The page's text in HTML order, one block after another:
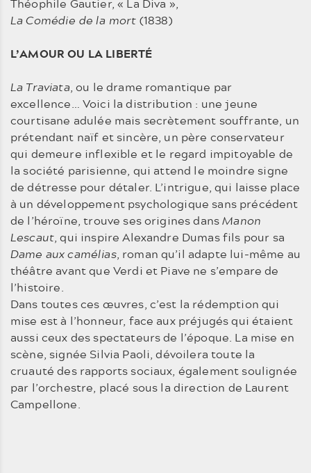
La Comédie de la mort (1838)
L’AMOUR OU LA LIBERTÉ
La Traviata, ou le drame romantique par
excellence… Voici la distribution : une jeune
courtisane adulée mais secrètement souffrante, un
prétendant naïf et sincère, un père conservateur
qui demeure inflexible et le regard impitoyable de
la société parisienne, qui attend le moindre signe
de détresse pour détaler. L’intrigue, qui laisse place
à un développement psychologique sans précédent
de l’héroïne, trouve ses origines dansManon
Lescaut, qui inspire Alexandre Dumas fils pour sa
Dame aux camélias, roman qu’il adapte lui-même au
théâtre avant que Verdi et Piave ne s’empare de
l’histoire.
Dans toutes ces œuvres, c’est la rédemption qui
mise est à l’honneur, face aux préjugés qui étaient
aussi ceux des spectateurs de l’époque. La mise en
scène, signée Silvia Paoli, dévoilera toute la
cruauté des rapports sociaux, également soulignée
par l’orchestre, placé sous la direction de Laurent
Campellone.